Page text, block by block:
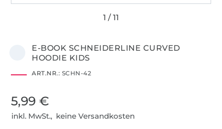
E-BOOK SCHNEIDERLINE CURVED
HOODIE KIDS
ART.NR.: SCHN-42
5,99 €
inkl. MwSt., keine Versandkosten